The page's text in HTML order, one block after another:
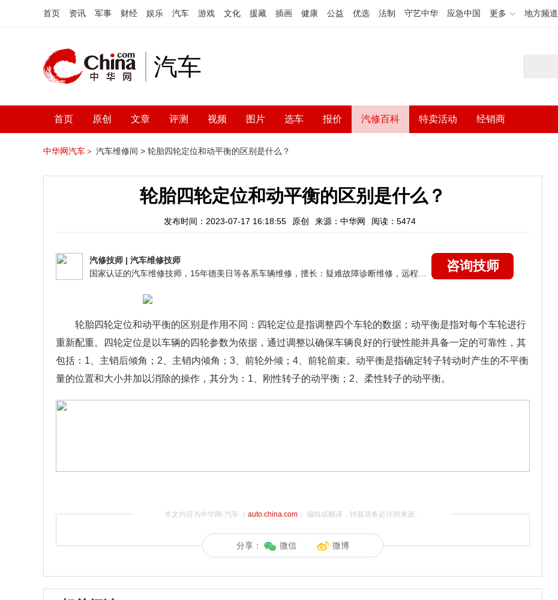
首页 资讯 军事 财经 娱乐 汽车 游戏 文化 援藏 插画 健康 公益 优选 法制 守艺中华 应急中国 更多 地方频道
汽车
首页 原创 文章 评测 视频 图片 选车 报价 汽修百科 特卖活动 经销商
中华网汽车＞ 汽车维修间 > 轮胎四轮定位和动平衡的区别是什么？
轮胎四轮定位和动平衡的区别是什么？
发布时间：2023-07-17 16:18:55 原创 来源：中华网 阅读：5474
汽修技师 | 汽车维修技师
咨询技师
轮胎四轮定位和动平衡的区别是作用不同：四轮定位是指调整四个车轮的数据；动平衡是指对每个车轮进行
重新配重。四轮定位是以车辆的四轮参数为依据，通过调整以确保车辆良好的行驶性能并具备一定的可靠性，其
包括：1、主销后倾角；2、主销内倾角；3、前轮外倾；4、前轮前束。动平衡是指确定转子转动时产生的不平衡
量的位置和大小并加以消除的操作，其分为：1、刚性转子的动平衡；2、柔性转子的动平衡。
本文内容为中华网·汽车（ auto.china.com）编辑或翻译，转载请务必注明来源。
分享： 微信 微博